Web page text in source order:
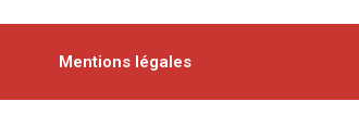
Mentions légales